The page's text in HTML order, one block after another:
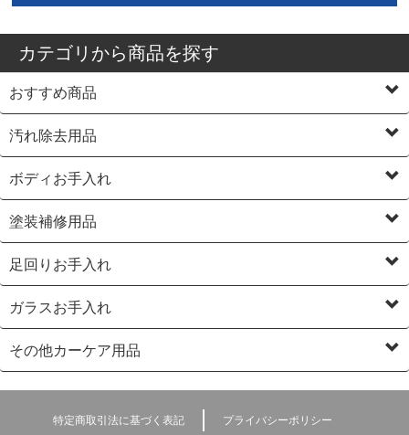
カテゴリから商品を探す
おすすめ商品
汚れ除去用品
ボディお手入れ
塗装補修用品
足回りお手入れ
ガラスお手入れ
その他カーケア用品
特定商取引法に基づく表記 プライバシーポリシー